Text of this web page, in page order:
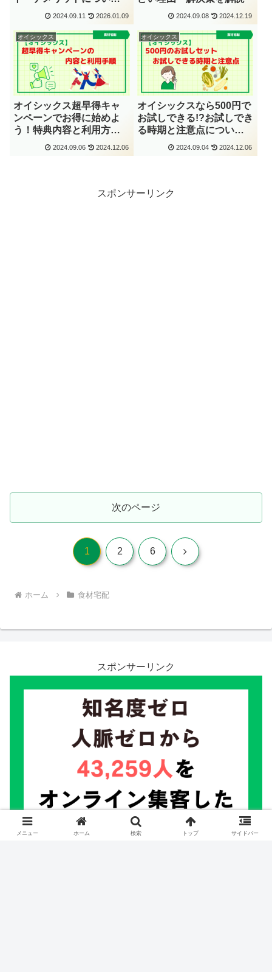
も解説！
2024.09.11 2026.01.09 2024.09.08 2024.12.19
オイシックス
オイシックス超早得キャ
ンペーンでお得に始めよ
う！特典内容と利用方法
2024.09.06 2024.12.06
オイシックス
オイシックスなら500円で
お試しできる!?お試しでき
る時期と注意点について
2024.09.04 2024.12.06
スポンサーリンク
次のページ
1 2 6 次
ホーム 食材宅配
スポンサーリンク
メニュー ホーム 検索 トップ サイドバー